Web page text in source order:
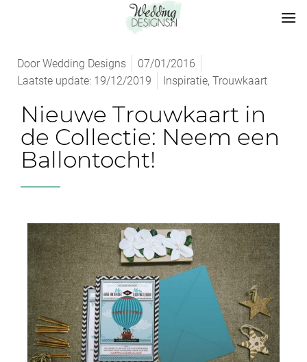
Door Wedding Designs
07/01/2016
Laatste update: 19/12/2019
Inspiratie, Trouwkaart
Nieuwe Trouwkaart in
de Collectie: Neem een
Ballontocht!